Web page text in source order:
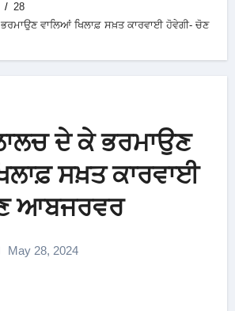
28
ਵਾਲਿਆਂ ਖਿਲਾਫ਼ ਸਖ਼ਤ ਕਾਰਵਾਈ ਹੋਵੇਗੀ- ਚੋਣ
ਦੇ ਕੇ ਭਰਮਾਉਣ
ਸਖ਼ਤ ਕਾਰਵਾਈ
ਆਬਜਰਵਰ
May 28, 2024